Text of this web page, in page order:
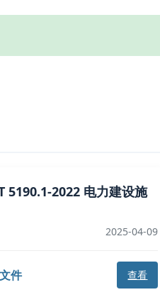
5190.1-2022 电力建设施
2025-04-09
件 查看